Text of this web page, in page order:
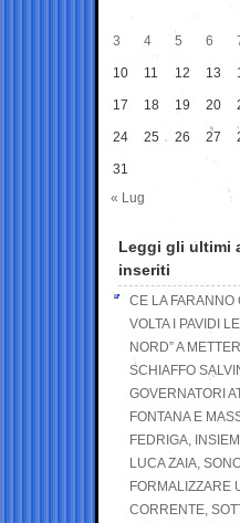
3 4 5 6
10 11 12 13
17 18 19 20
24 25 26 27
31
« Lug
Leggi gli ultimi
inseriti
CE LA FARANNO
VOLTA I PAVIDI
NORD” A
SCHIAFFO
GOVERNATORI
FONTANA E
FEDRIGA,
LUCA ZAIA,
FORMALIZZARE
CORRENTE,